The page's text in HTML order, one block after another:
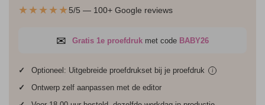
★★★★★5/5 — 100+ Google reviews
✉ Gratis 1e proefdruk met code BABY26
✓ Optioneel: Uitgebreide proefdrukset bij je proefdruk i
✓
Ontwerp zelf aanpassen met de editor